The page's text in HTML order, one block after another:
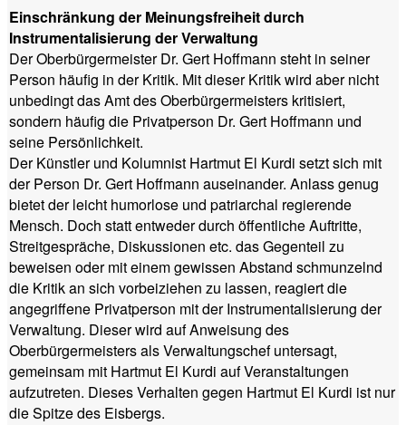
Einschränkung der Meinungsfreiheit durch
Instrumentalisierung der Verwaltung
Der Oberbürgermeister Dr. Gert Hoffmann steht in seiner
Person häufig in der Kritik. Mit dieser Kritik wird aber nicht
unbedingt das Amt des Oberbürgermeisters kritisiert,
sondern häufig die Privatperson Dr. Gert Hoffmann und
seine Persönlichkeit.
Der Künstler und Kolumnist Hartmut El Kurdi setzt sich mit
der Person Dr. Gert Hoffmann auseinander. Anlass genug
bietet der leicht humorlose und patriarchal regierende
Mensch. Doch statt entweder durch öffentliche Auftritte,
Streitgespräche, Diskussionen etc. das Gegenteil zu
beweisen oder mit einem gewissen Abstand schmunzelnd
die Kritik an sich vorbeiziehen zu lassen, reagiert die
angegriffene Privatperson mit der Instrumentalisierung der
Verwaltung. Dieser wird auf Anweisung des
Oberbürgermeisters als Verwaltungschef untersagt,
gemeinsam mit Hartmut El Kurdi auf Veranstaltungen
aufzutreten. Dieses Verhalten gegen Hartmut El Kurdi ist nur
die Spitze des Eisbergs.